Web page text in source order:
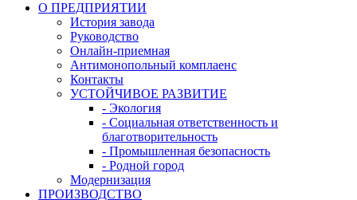
О ПРЕДПРИЯТИИ
История завода
Руководство
Онлайн-приемная
Антимонопольный комплаенс
Контакты
УСТОЙЧИВОЕ РАЗВИТИЕ
- Экология
- Социальная ответственность и
благотворительность
- Промышленная безопасность
- Родной город
Модернизация
ПРОИЗВОДСТВО